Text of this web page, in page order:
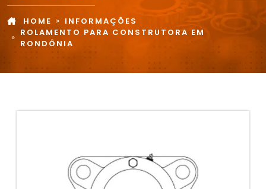
HOME
INFORMAÇÕES
ROLAMENTO PARA CONSTRUTORA EM
RONDÔNIA